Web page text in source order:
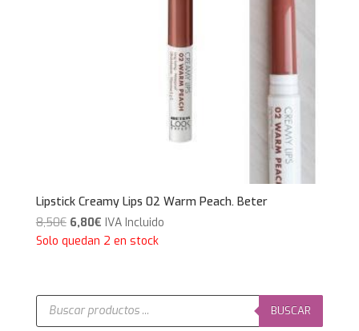
Lipstick Creamy Lips 02 Warm Peach. Beter
8,50€ El
precio
8,50€.
6,80€El
precio
6,80€.
IVA Incluido
Solo quedan 2 en stock
Búsqueda
productos
BUSCAR